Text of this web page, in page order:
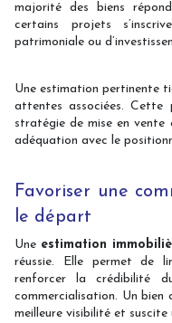
majorité des biens
certains projets
patrimoniale ou
Une estimation pertinente
attentes associées. Cette
stratégie de mise en vente
adéquation avec le
Favoriser une
le départ
Une estimation
réussie. Elle permet de
renforcer la crédibilité
commercialisation. Un bien
meilleure visibilité et